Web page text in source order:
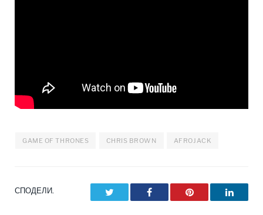
GAME OF THRONES CHRIS BROWN AFROJACK
СПОДЕЛИ. Facebook Pinterest